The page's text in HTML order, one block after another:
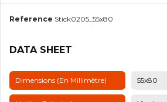
Reference Stick0205_55x80
DATA SHEET
Dimensions (en Millimètre) 55x80